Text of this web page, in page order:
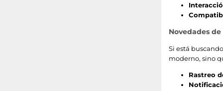
Novedades
Si está
moderno, sino
Rastreo